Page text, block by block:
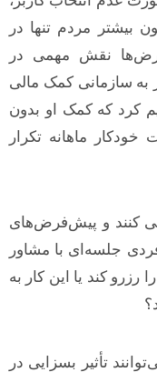
بیشتر مردم تنها در
نقش مهمی در
به سازمانی کمک مالی
کرد که کمک او بدون
ماهانه تکرار
کنند و پیش‌فرض‌های
جلسه‌ای با مشاور
رزرو کند یا این کار به
تأثیر بسزایی در